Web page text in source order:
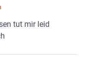
tut mir leid